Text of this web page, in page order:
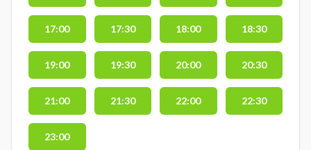
17:00 17:30 18:00 18:30
19:00 19:30 20:00 20:30
21:00 21:30 22:00 22:30
23:00